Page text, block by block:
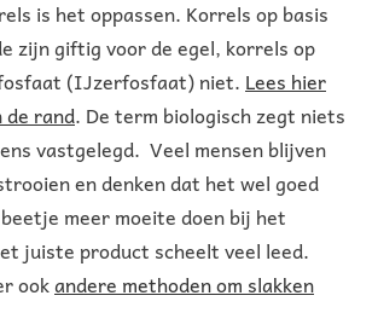
is het oppassen. Korrels op basis
zijn giftig voor de egel, korrels op
(IJzerfosfaat) niet. Lees hier
de rand. De term biologisch zegt niets
vastgelegd. Veel mensen blijven
en denken dat het wel goed
meer moeite doen bij het
juiste product scheelt veel leed.
ookandere methoden om slakken